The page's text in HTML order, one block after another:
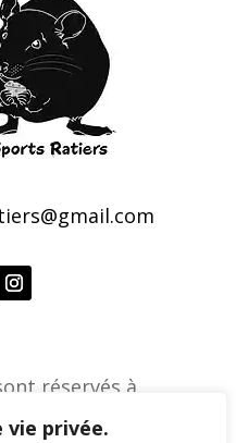
vie privée.
réservés à
Constella